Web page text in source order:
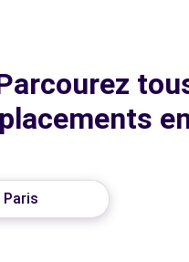
Paris